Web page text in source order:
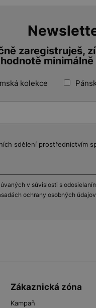
zaregistruješ,
kolekce
sdělení prostřednictvím
v súvislosti s
ochrany osobných
Zákaznická zóna
Kampaň